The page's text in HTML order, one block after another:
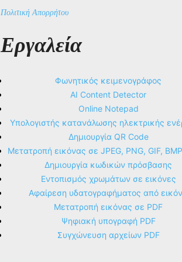
Πολιτική Απορρήτου
Εργαλεία
Φωνητικός κειμενογράφος
AI Content Detector
Online Notepad
Υπολογιστής κατανάλωσης ηλεκτρικής
Δημιουργία QR Code
Μετατροπή εικόνας σε JPEG, PNG, GIF,
Δημιουργία κωδικών πρόσβασης
Εντοπισμός χρωμάτων σε εικόνες
Αφαίρεση υδατογραφήματος από
Μετατροπή εικόνας σε PDF
Ψηφιακή υπογραφή PDF
Συγχώνευση αρχείων PDF